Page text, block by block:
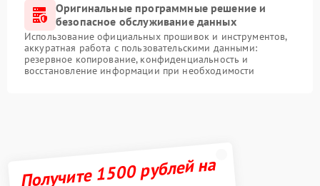
Оригинальные программные решение и
безопасное обслуживание данных
Использование официальных прошивок и инструментов,
аккуратная работа с пользовательскими данными:
резервное копирование, конфиденциальность и
восстановление информации при необходимости
Получите 1500 рублей на